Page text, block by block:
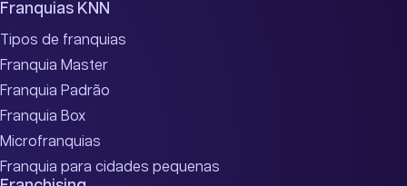
Franquias KNN
Tipos de franquias
Franquia Master
Franquia Padrão
Franquia Box
Microfranquias
Franquia para cidades pequenas